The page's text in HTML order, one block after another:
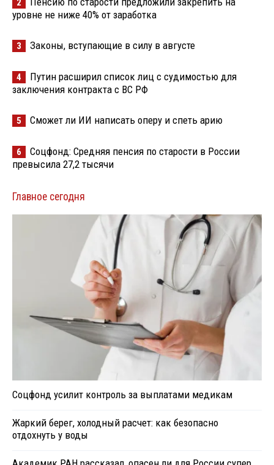
2
уровне не ниже 40% от заработка
3 Законы, вступающие в силу в августе
4
Путин расширил список лиц с судимостью для
заключения контракта с ВС РФ
5 Сможет ли ИИ написать оперу и спеть арию
6
Соцфонд: Средняя пенсия по старости в России
превысила 27,2 тысячи
Главное сегодня
Соцфонд усилит контроль за выплатами медикам
Жаркий берег, холодный расчет: как безопасно
отдохнуть у воды